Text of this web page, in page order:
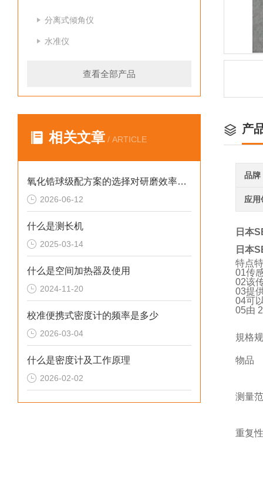
分离式倾角仪
水准仪
查看全部产品
相关文章 / ARTICLE
氧化锆球级配方案的选择对研磨效率有哪些影响
2026-06-12
什么是测长机
2025-03-14
什么是空间加热器及使用
2024-11-20
校准便携式密度计的频率是多少
2026-03-04
什么是密度计及工作原理
2026-02-02
产
品牌
应用
日本
日本
特点
01传
02该
03提
04可
05由
規格
物品
测量
重复性